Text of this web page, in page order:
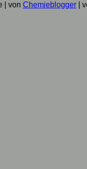
von Chemieblogger